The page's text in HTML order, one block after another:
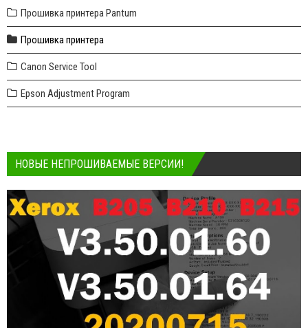
Прошивка принтера Pantum
Прошивка принтера
Canon Service Tool
Epson Adjustment Program
НОВЫЕ НЕПРОШИВАЕМЫЕ ВЕРСИИ!